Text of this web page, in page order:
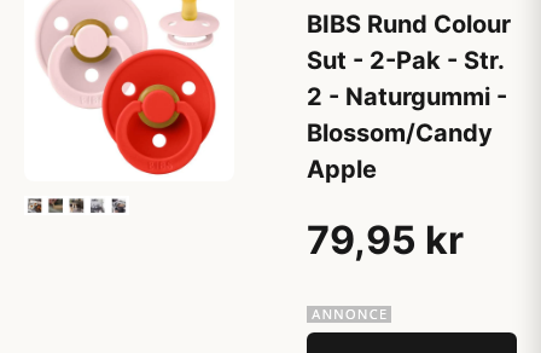
BIBS Rund Colour
Sut - 2-Pak - Str.
2 - Naturgummi -
Blossom/Candy
Apple
79,95 kr